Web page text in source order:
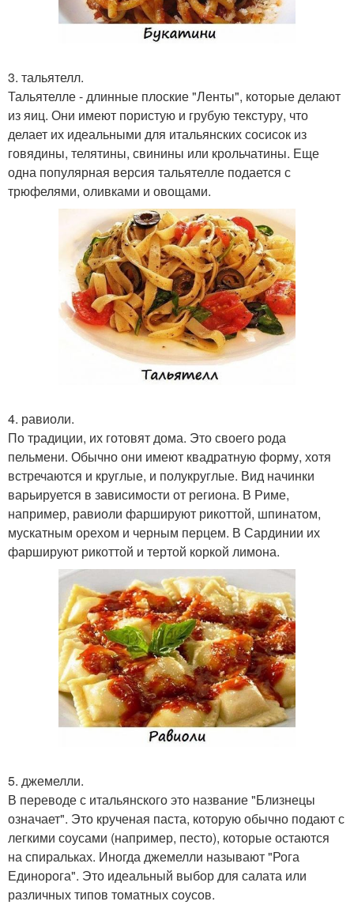
3. тальятелл.
Тальятелле - длинные плоские "Ленты", которые делают
из яиц. Они имеют пористую и грубую текстуру, что
делает их идеальными для итальянских сосисок из
говядины, телятины, свинины или крольчатины. Еще
одна популярная версия тальятелле подается с
трюфелями, оливками и овощами.
4. равиоли.
По традиции, их готовят дома. Это своего рода
пельмени. Обычно они имеют квадратную форму, хотя
встречаются и круглые, и полукруглые. Вид начинки
варьируется в зависимости от региона. В Риме,
например, равиоли фаршируют рикоттой, шпинатом,
мускатным орехом и черным перцем. В Сардинии их
фаршируют рикоттой и тертой коркой лимона.
5. джемелли.
В переводе с итальянского это название "Близнецы
означает". Это крученая паста, которую обычно подают с
легкими соусами (например, песто), которые остаются
на спиральках. Иногда джемелли называют "Рога
Единорога". Это идеальный выбор для салата или
различных типов томатных соусов.